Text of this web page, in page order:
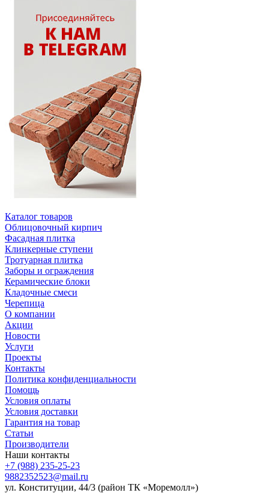
Каталог товаров
Облицовочный кирпич
Фасадная плитка
Клинкерные ступени
Тротуарная плитка
Заборы и ограждения
Керамические блоки
Кладочные смеси
Черепица
О компании
Акции
Новости
Услуги
Проекты
Контакты
Политика конфиденциальности
Помощь
Условия оплаты
Условия доставки
Гарантия на товар
Статьи
Производители
Наши контакты
+7 (988) 235-25-23
9882352523@mail.ru
ул. Конституции, 44/3 (район ТК «Моремолл»)